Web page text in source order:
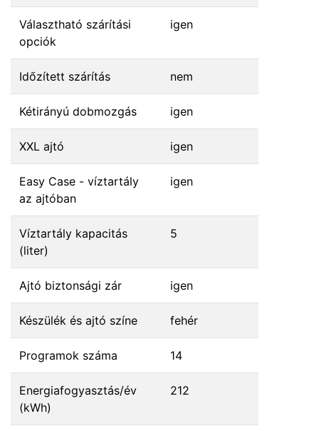
Választható szárítási
opciók
igen
Időzített szárítás nem
Kétirányú dobmozgás igen
XXL ajtó igen
Easy Case - víztartály
az ajtóban
igen
Víztartály kapacitás
(liter)
5
Ajtó biztonsági zár igen
Készülék és ajtó színe fehér
Programok száma 14
Energiafogyasztás/év
(kWh)
212